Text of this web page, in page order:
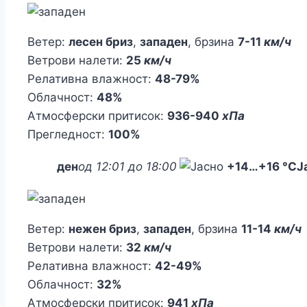
Ветер: лесен бриз, западен, брзина 7-11 км/ч
Ветрови налети: 25 км/ч
Релативна влажност: 48-79%
Облачност: 48%
Атмосферски притисок: 936-940 хПа
Прегледност: 100%
денод 12:01 до 18:00 +14…+16 °C
Ветер: нежен бриз, западен, брзина 11-14 км/ч
Ветрови налети: 32 км/ч
Релативна влажност: 42-49%
Облачност: 32%
Атмосферски притисок: 941 хПа